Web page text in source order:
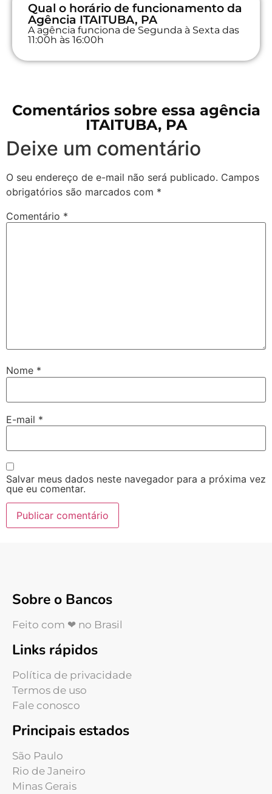
Qual o horário de funcionamento da
Agência ITAITUBA, PA
A agência funciona de Segunda à Sexta das
11:00h às 16:00h
Comentários sobre essa agência
ITAITUBA, PA
Deixe um comentário
O seu endereço de e-mail não será publicado. Campos
obrigatórios são marcados com *
Comentário *
Nome *
E-mail *
Salvar meus dados neste navegador para a próxima vez
que eu comentar.
Sobre o Bancos
Feito com ❤ no Brasil
Links rápidos
Política de privacidade
Termos de uso
Fale conosco
Principais estados
São Paulo
Rio de Janeiro
Minas Gerais